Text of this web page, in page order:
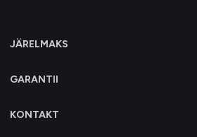
JÄRELMAKS
GARANTII
KONTAKT